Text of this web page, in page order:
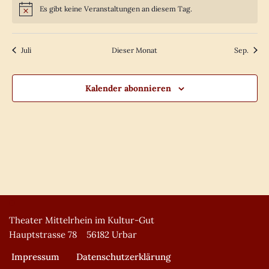
HinweisEs gibt keine Veranstaltungen an diesem Tag.
Juli Dieser Monat Sep.
Kalender abonnieren
Theater Mittelrhein im Kultur-Gut
Hauptstrasse 78 56182 Urbar
Impressum
Datenschutzerklärung